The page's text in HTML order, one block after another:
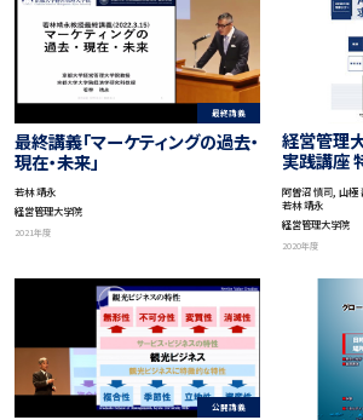
最終講義
最終講義「マーケティングの過去・
現在・未来」
若林 靖永
経営管理大学院
2021年度
経営管理
実践講座
求められる
阿曽沼 慎司, 山極
若林 靖永
経営管理大学院
2020年度
公開講義